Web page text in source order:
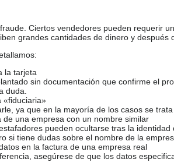
Ciertos vendedores pueden requerir
grandes cantidades de dinero y después
la tarjeta
sin documentación que confirme el
duda.
«fiduciaria»
ya que en la mayoría de los casos se trata
una empresa con un nombre similar
pueden ocultarse tras la
si tiene dudas sobre el nombre de la
en la factura de una empresa real
asegúrese de que los datos